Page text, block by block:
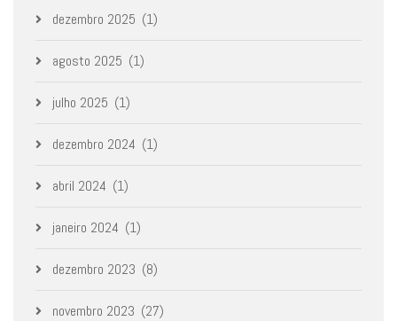
dezembro 2025 (1)
agosto 2025 (1)
julho 2025 (1)
dezembro 2024 (1)
abril 2024 (1)
janeiro 2024 (1)
dezembro 2023 (8)
novembro 2023 (27)